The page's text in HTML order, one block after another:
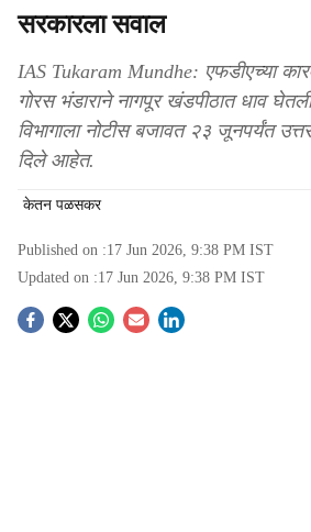
सरकारला सवाल
IAS Tukaram Mundhe: एफडीएच्या
गोरस भंडाराने नागपूर खंडपीठात धाव
विभागाला नोटीस बजावत २३ जूनपर्यंत
दिले आहेत.
केतन पळसकर
Published on :17 Jun 2026, 9:38 PM IST
Updated on :17 Jun 2026, 9:38 PM IST
S